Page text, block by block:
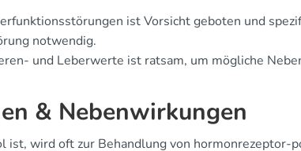
ist Vorsicht geboten und
notwendig.
und Leberwerte ist ratsam, um mögliche
& Nebenwirkungen
wird oft zur Behandlung von hormonrezeptor-